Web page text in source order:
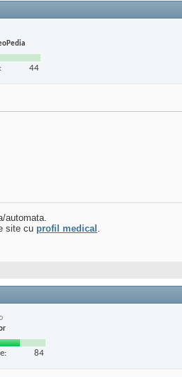
44
automata.
site cu profil medical .
84